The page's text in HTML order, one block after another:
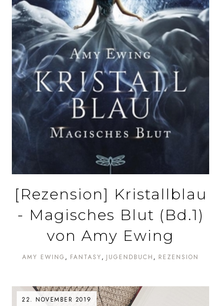
[Rezension] Kristallblau
- Magisches Blut (Bd.1)
von Amy Ewing
AMY EWING FANTASY JUGENDBUCH REZENSION
22. NOVEMBER 2019